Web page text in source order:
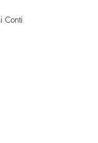
Conti